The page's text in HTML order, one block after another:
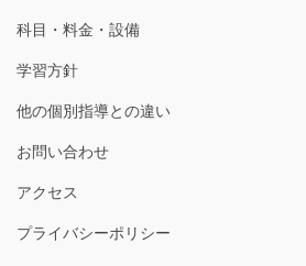
科目・料金・設備
学習方針
他の個別指導との違い
お問い合わせ
アクセス
プライバシーポリシー